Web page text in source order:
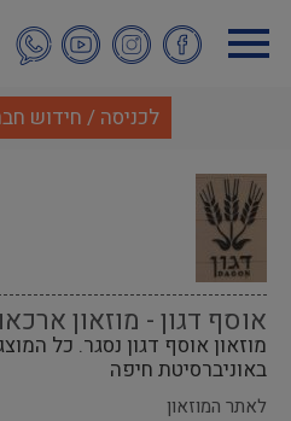
לתוכן
העיקרי
לכניסה / חידוש
אוסף דגון - מוזאון
מוזאון אוסף דגון נסגר. כל
באוניברסיטת חיפה
לאתר המוזאון